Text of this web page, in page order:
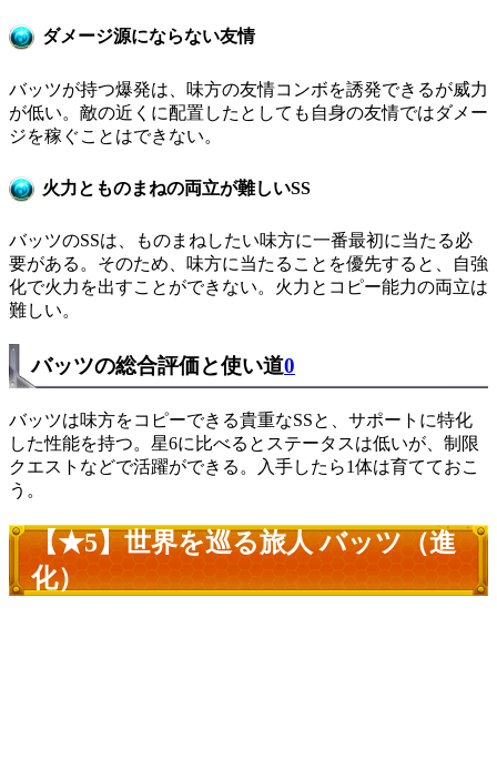
ダメージ源にならない友情
バッツが持つ爆発は、味方の友情コンボを誘発できるが威力
が低い。敵の近くに配置したとしても自身の友情ではダメー
ジを稼ぐことはできない。
火力とものまねの両立が難しいSS
バッツのSSは、ものまねしたい味方に一番最初に当たる必
要がある。そのため、味方に当たることを優先すると、自強
化で火力を出すことができない。火力とコピー能力の両立は
難しい。
バッツの総合評価と使い道0
バッツは味方をコピーできる貴重なSSと、サポートに特化
した性能を持つ。星6に比べるとステータスは低いが、制限
クエストなどで活躍ができる。入手したら1体は育てておこ
う。
【★5】世界を巡る旅人 バッツ（進
化）